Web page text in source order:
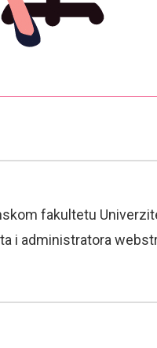
fakultetu
i administratora